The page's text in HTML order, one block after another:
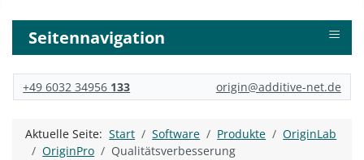
Seitennavigation ≡
+49 6032 34956 133 origin@additive-net.de
Aktuelle Seite:Start Software Produkte
OriginLab
OriginPro
Qualitätsverbesserung